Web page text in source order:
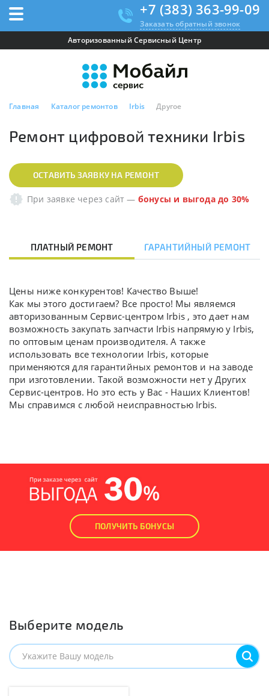
+7 (383) 363-99-09
Заказать обратный звонок
Авторизованный Сервисный Центр
Главная Каталог ремонтов Irbis Другое
Ремонт цифровой техники Irbis
ОСТАВИТЬ ЗАЯВКУ НА РЕМОНТ
При заявке через сайт — бонусы и выгода до 30%
ПЛАТНЫЙ РЕМОНТ ГАРАНТИЙНЫЙ РЕМОНТ
Цены ниже конкурентов! Качество Выше!
Как мы этого достигаем? Все просто! Мы являемся
авторизованным Сервис-центром Irbis , это дает нам
возможность закупать запчасти Irbis напрямую у Irbis,
по оптовым ценам производителя. А также
использовать все технологии Irbis, которые
применяются для гарантийных ремонтов и на заводе
при изготовлении. Такой возможности нет у Других
Сервис-центров. Но это есть у Вас - Наших Клиентов!
Мы справимся с любой неисправностью Irbis.
ПОЛУЧИТЬ БОНУСЫ
Выберите модель